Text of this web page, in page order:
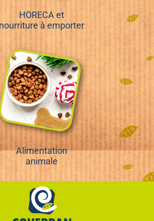
HORECA et
nourriture à emporter
Alimentation
animale